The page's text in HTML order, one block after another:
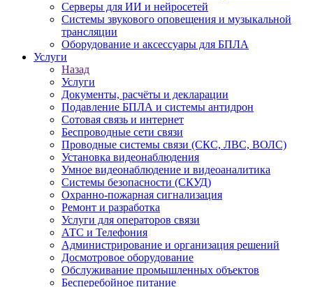
Серверы для ИИ и нейросетей
Системы звукового оповещения и музыкальной
трансляции
Оборудование и аксессуары для БПЛА
Услуги
Назад
Услуги
Документы, расчёты и декларации
Подавление БПЛА и системы антидрон
Сотовая связь и интернет
Беспроводные сети связи
Проводные системы связи (СКС, ЛВС, ВОЛС)
Установка видеонаблюдения
Умное видеонаблюдение и видеоаналитика
Системы безопасности (СКУД)
Охранно-пожарная сигнализация
Ремонт и разработка
Услуги для операторов связи
АТС и Телефония
Администрирование и организация решений
Досмотровое оборудование
Обслуживание промышленных объектов
Бесперебойное питание